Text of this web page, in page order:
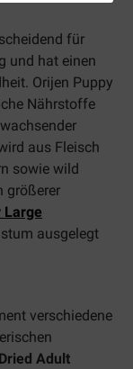
für
und hat einen
Orijen Puppy
Nährstoffe
aus Fleisch
sowie wild
größerer
Large
ausgelegt
verschiedene
Adult